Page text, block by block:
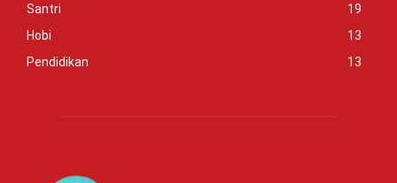
Santri
19
Hobi
13
Pendidikan
13